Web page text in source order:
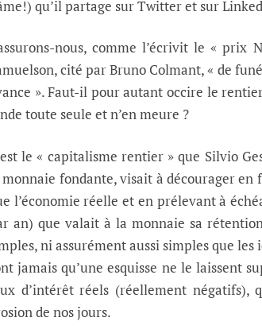
qu’il partage sur Twitter et sur
nous, comme l’écrivit le « prix
cité par Bruno Colmant, « de
». Faut-il pour autant occire le
toute seule et n’en meure ?
le « capitalisme rentier » que Silvio
fondante, visait à décourager
l’économie réelle et en prélevant à
an) que valait à la monnaie sa
ni assurément aussi simples que
jamais qu’une esquisse ne le laissent
d’intérêt réels (réellement négatifs),
de nos jours.